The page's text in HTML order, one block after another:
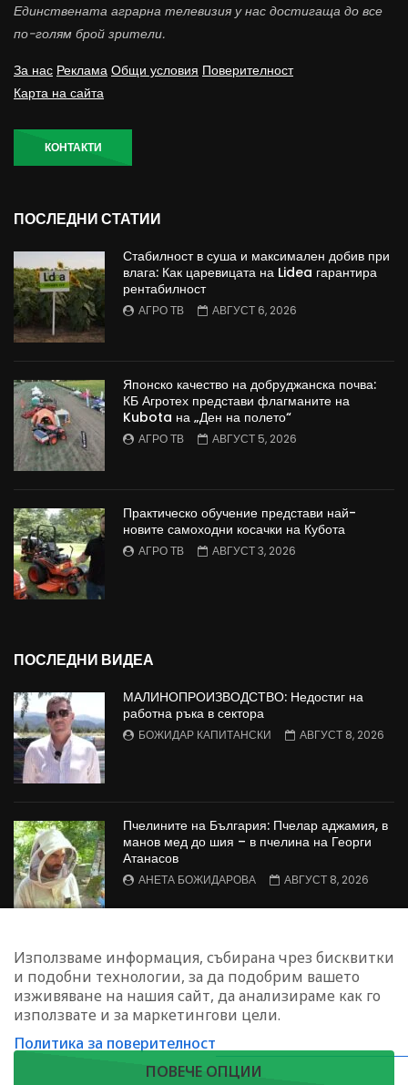
Единствената аграрна телевизия у нас достигаща до все
по-голям брой зрители.
За нас Реклама Общи условия Поверителност
Карта на сайта
КОНТАКТИ
ПОСЛЕДНИ СТАТИИ
Стабилност в суша и максимален добив при
влага: Как царевицата на Lidea гарантира
рентабилност
АГРО ТВ АВГУСТ 6, 2026
Японско качество на добруджанска почва:
КБ Агротех представи флагманите на
Kubota на „Ден на полето“
АГРО ТВ АВГУСТ 5, 2026
Практическо обучение представи най-
новите самоходни косачки на Кубота
АГРО ТВ АВГУСТ 3, 2026
ПОСЛЕДНИ ВИДЕА
МАЛИНОПРОИЗВОДСТВО: Недостиг на
работна ръка в сектора
БОЖИДАР КАПИТАНСКИ АВГУСТ 8, 2026
Пчелините на България: Пчелар аджамия, в
манов мед до шия – в пчелина на Георги
Атанасов
АНЕТА БОЖИДАРОВА АВГУСТ 8, 2026
БИОЗЕМЕДЕЛИЕ: Какво е актуалното
състояние на биосектора у нас
СВЕТЛА СТЕФАНОВА АВГУСТ 8, 2026
Използваме информация, събирана чрез бисквитки
и подобни технологии, за да подобрим вашето
изживяване на нашия сайт, да анализираме как го
използвате и за маркетингови цели.
Политика за поверителност
ПОВЕЧЕ ОПЦИИ
ЗАПИШЕТЕ СЕ ЗА НАШИЯ БЮЛЕТИН